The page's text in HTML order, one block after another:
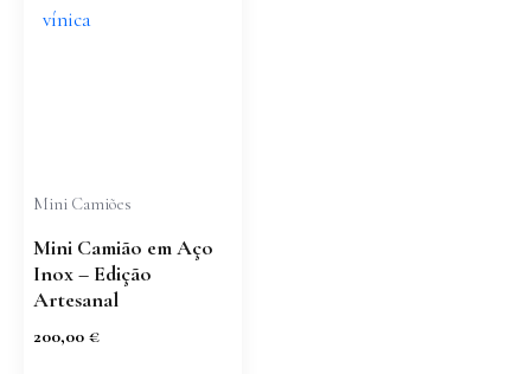
Mini Camiões
Mini Camião em Aço
Inox – Edição
Artesanal
200,00 €